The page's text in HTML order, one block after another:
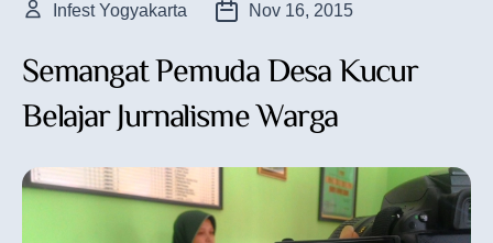
Infest Yogyakarta Nov 16, 2015
Semangat Pemuda Desa Kucur
Belajar Jurnalisme Warga